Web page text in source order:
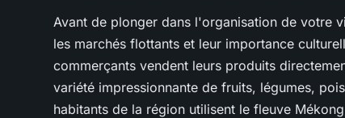
Avant de plonger dans l'organisation de votre
les marchés flottants et leur importance
commerçants vendent leurs produits
variété impressionnante de fruits, légumes,
habitants de la région utilisent le fleuve